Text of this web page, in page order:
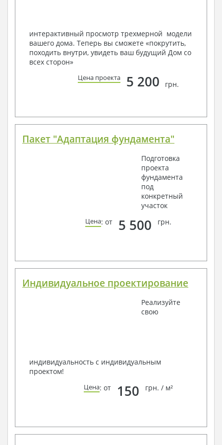
условий, за дополнительную плату.
Получить профессиональную консультацию у
наших специалистов, Вы можете любым
способом связи: закажите обратный звонок,
по viber, e-mail, телефон -
интерактивный просмотр трехмерной модели
вашего дома. Теперь вы сможете «покрутить,
походить внутри, увидеть ваш будущий Дом со
всех сторон»
Цена проекта 5 200 грн.
Пакет "Адаптация фундамента"
Подготовка
проекта
фундамента
под
конкретный
участок
Цена: от 5 500 грн.
Индивидуальное проектирование
Реализуйте
свою
индивидуальность с индивидуальным
проектом!
Цена: от 150 грн. / м²